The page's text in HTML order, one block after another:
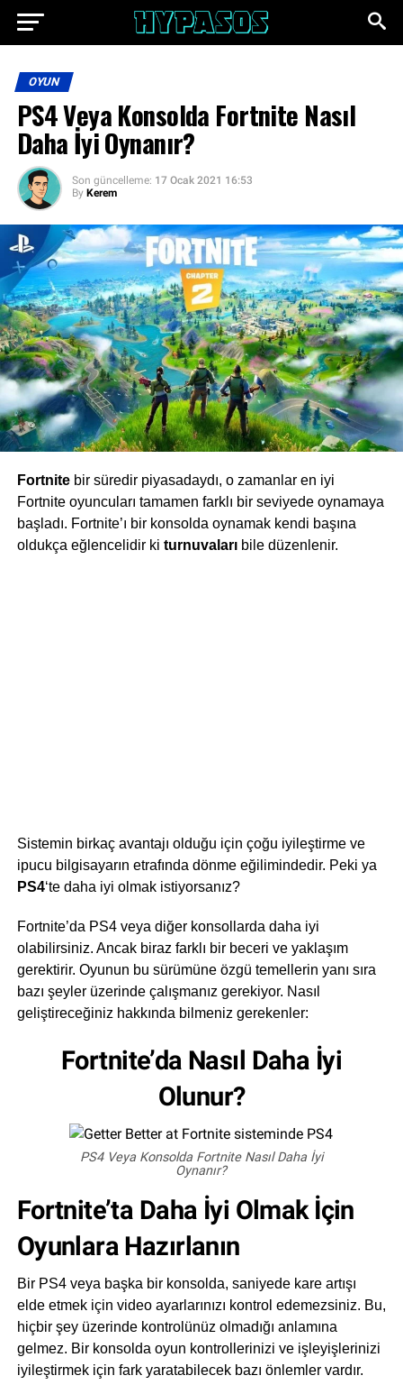
OYUN
PS4 Veya Konsolda Fortnite Nasıl
Daha İyi Oynanır?
Son güncelleme: 17 Ocak 2021 16:53
By Kerem
Fortnitebir süredir piyasadaydı, o zamanlar en iyi
Fortnite oyuncuları tamamen farklı bir seviyede oynamaya
başladı. Fortnite’ı bir konsolda oynamak kendi başına
oldukça eğlencelidir ki turnuvalarıbile düzenlenir.
Sistemin birkaç avantajı olduğu için çoğu iyileştirme ve
ipucu bilgisayarın etrafında dönme eğilimindedir. Peki ya
PS4‘te daha iyi olmak istiyorsanız?
Fortnite’da PS4 veya diğer konsollarda daha iyi
olabilirsiniz. Ancak biraz farklı bir beceri ve yaklaşım
gerektirir. Oyunun bu sürümüne özgü temellerin yanı sıra
bazı şeyler üzerinde çalışmanız gerekiyor. Nasıl
geliştireceğiniz hakkında bilmeniz gerekenler:
Fortnite’da Nasıl Daha İyi
Olunur?
PS4 Veya Konsolda Fortnite Nasıl Daha İyi
Oynanır?
Fortnite’ta Daha İyi Olmak İçin
Oyunlara Hazırlanın
Bir PS4 veya başka bir konsolda, saniyede kare artışı
elde etmek için video ayarlarınızı kontrol edemezsiniz. Bu,
hiçbir şey üzerinde kontrolünüz olmadığı anlamına
gelmez. Bir konsolda oyun kontrollerinizi ve işleyişlerinizi
iyileştirmek için fark yaratabilecek bazı önlemler vardır.